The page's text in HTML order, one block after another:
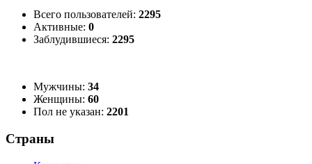
Всего пользователей: 2295
Активные: 0
Заблудившиеся: 2295
Мужчины: 34
Женщины: 60
Пол не указан: 2201
Страны